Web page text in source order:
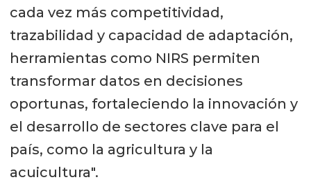
cada vez más competitividad,
trazabilidad y capacidad de adaptación,
herramientas como NIRS permiten
transformar datos en decisiones
oportunas, fortaleciendo la innovación y
el desarrollo de sectores clave para el
país, como la agricultura y la
acuicultura".